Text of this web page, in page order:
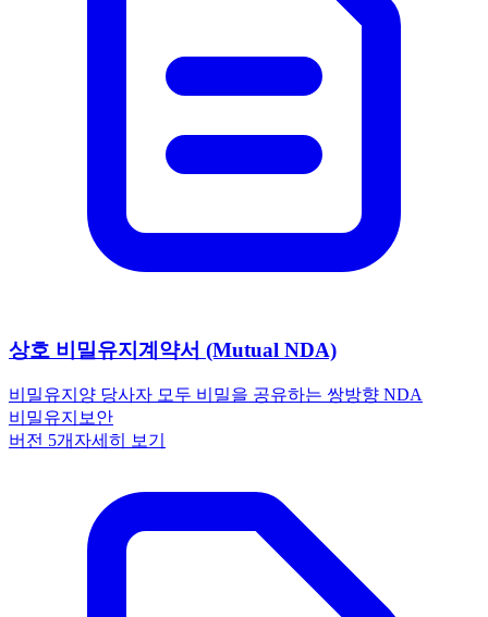
상호 비밀유지계약서 (Mutual NDA)
비밀유지 양 당사자 모두 비밀을 공유하는 쌍방향 NDA
비밀유지 보안
버전 5개 자세히 보기